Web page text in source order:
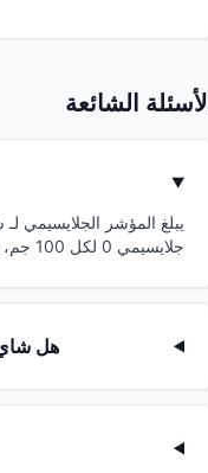
الأسئلة الشائعة
جلايسيمي 0 لكل 100 جم، يكون تأثيره على سكر الدم ضئيل.
هل شاي